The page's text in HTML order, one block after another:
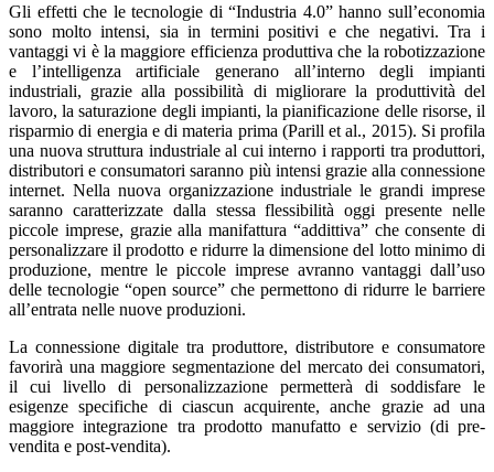
Gli effetti che le tecnologie di “Industria 4.0” hanno sull’economia
sono molto intensi, sia in termini positivi e che negativi. Tra i
vantaggi vi è la maggiore efficienza produttiva che la robotizzazione
e l’intelligenza artificiale generano all’interno degli impianti
industriali, grazie alla possibilità di migliorare la produttività del
lavoro, la saturazione degli impianti, la pianificazione delle risorse, il
risparmio di energia e di materia prima (Parill et al., 2015). Si profila
una nuova struttura industriale al cui interno i rapporti tra produttori,
distributori e consumatori saranno più intensi grazie alla connessione
internet. Nella nuova organizzazione industriale le grandi imprese
saranno caratterizzate dalla stessa flessibilità oggi presente nelle
piccole imprese, grazie alla manifattura “addittiva” che consente di
personalizzare il prodotto e ridurre la dimensione del lotto minimo di
produzione, mentre le piccole imprese avranno vantaggi dall’uso
delle tecnologie “open source” che permettono di ridurre le barriere
all’entrata nelle nuove produzioni.
La connessione digitale tra produttore, distributore e consumatore
favorirà una maggiore segmentazione del mercato dei consumatori,
il cui livello di personalizzazione permetterà di soddisfare le
esigenze specifiche di ciascun acquirente, anche grazie ad una
maggiore integrazione tra prodotto manufatto e servizio (di pre-
vendita e post-vendita).